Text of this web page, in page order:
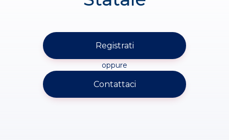
Registrati
oppure
Contattaci